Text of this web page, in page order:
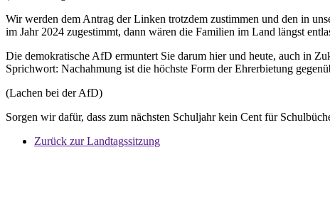
Wir werden dem Antrag der Linken trotzdem zustimmen und den in
im Jahr 2024 zugestimmt, dann wären die Familien im Land längst
Die demokratische AfD ermuntert Sie darum hier und heute, auch in
Sprichwort: Nachahmung ist die höchste Form der Ehrerbietung
(Lachen bei der AfD)
Sorgen wir dafür, dass zum nächsten Schuljahr kein Cent für
Zurück zur Landtagssitzung